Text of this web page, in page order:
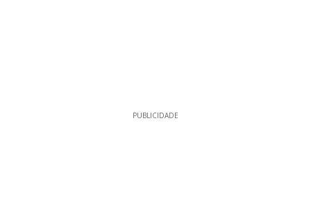
PUBLICIDADE